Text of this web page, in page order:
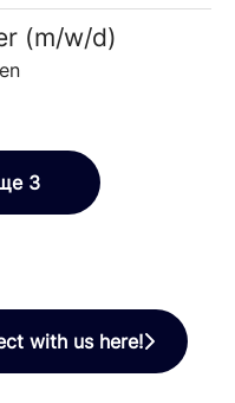
(m/w/d)
3
with us here!